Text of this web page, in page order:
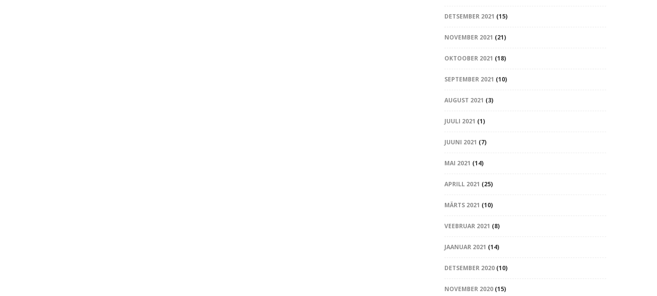
DETSEMBER 2021 (15)
NOVEMBER 2021 (21)
OKTOOBER 2021 (18)
SEPTEMBER 2021 (10)
AUGUST 2021 (3)
JUULI 2021 (1)
JUUNI 2021 (7)
MAI 2021 (14)
APRILL 2021 (25)
MÄRTS 2021 (10)
VEEBRUAR 2021 (8)
JAANUAR 2021 (14)
DETSEMBER 2020(10)
NOVEMBER 2020(15)